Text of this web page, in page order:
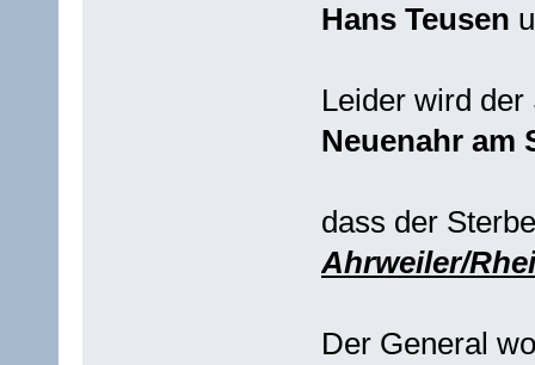
Hans Teusen
Leider wird
Neuenahr am
dass der
Ahrweiler/
Der General